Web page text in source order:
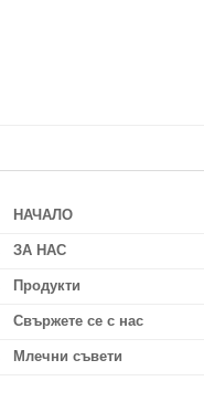
НАЧАЛО
ЗА НАС
Продукти
Свържете се с нас
Млечни съвети